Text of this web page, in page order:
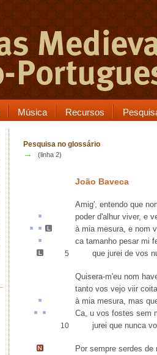
Música Recursos
Pesquisa no glossário
→ (linha 2)
João Baveca
Amig', entendo que
poder d'alhur viver, e
à mia mesura, e nom
catamanho pesar mi
5 que jurei de vos
Quisera-m'eu nom
tanto vos vejo viir
à mia mesura, mas
Ca, u vos fostes sem
10 jurei que nunca
Por sempre serdes de